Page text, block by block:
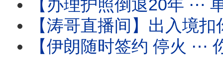
【办理护照倒退20年 ⋯ 单位介绍信！】人-税双杀瞬
【涛哥直播间】出入境扣你6个月至3年
【伊朗随时签约 停火 ⋯ 你信吗？】油